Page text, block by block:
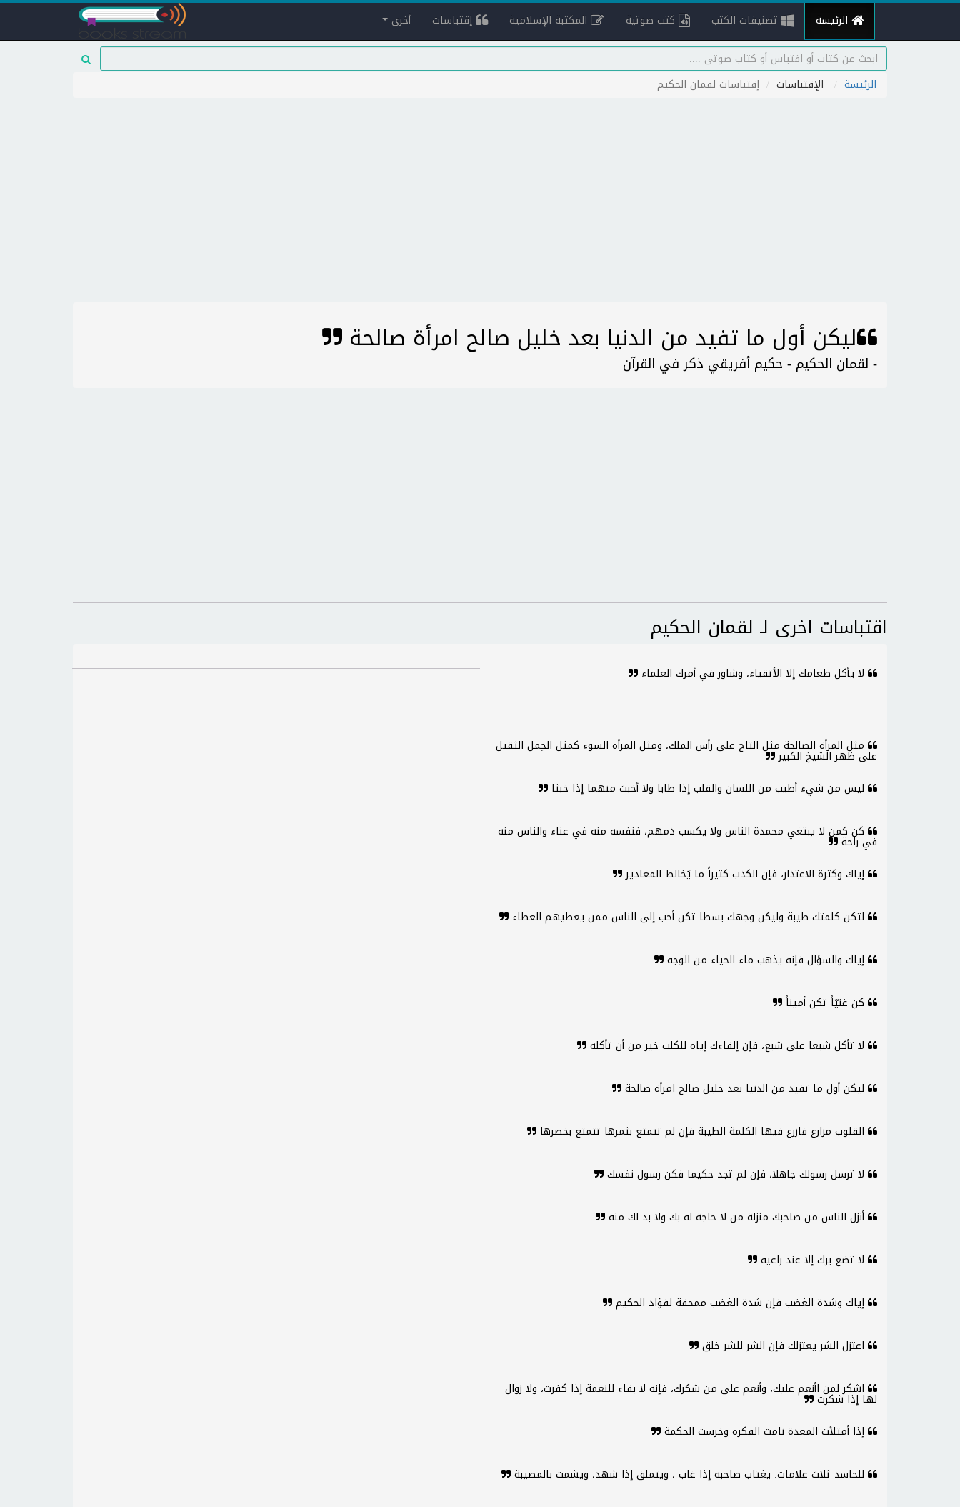
الرئيسة تصنيفات الكتب كتب صوتية المكتبة الإسلامية إقتباسات أخرى
الرئيسة الإقتباسات إقتباسات لقمان الحكيم
ليكن أول ما تفيد من الدنيا بعد خليل صالح امرأة صالحة
- لقمان الحكيم - حكيم أفريقي ذكر في القرآن
اقتباسات اخرى لـ لقمان الحكيم
لا يأكل طعامك إلا الأتقياء، وشاور في أمرك العلماء
مثل المرأة الصالحة مثل التاج على رأس الملك، ومثل المرأة السوء كمثل الحِمل الثقيل
على ظهر الشيخ الكبير
ليس من شيء أطيب من اللسان والقلب إذا طابا ولا أخبث منهما إذا خبثا
كن كمن لا يبتغي محمدة الناس ولا يكسب ذمهم، فنفسه منه في عناء والناس منه
في راحة
إياك وكثرة الاعتذار، فإن الكذب كثيراً ما يُخالط المعاذير
لتكن كلمتك طيبة وليكن وجهك بسطا تكن أحب إلى الناس ممن يعطيهم العطاء
إياك والسؤال فإنه يذهب ماء الحياء من الوجه
كن غنيّاً تكن أميناً
لا تأكل شبعا على شبع، فإن إلقاءك إياه للكلب خير من أن تأكله
ليكن أول ما تفيد من الدنيا بعد خليل صالح امرأة صالحة
القلوب مزارع فازرع فيها الكلمة الطيبة فإن لم تتمتع بثمرها تتمتع بخضرها
لا ترسل رسولك جاهلا، فإن لم تجد حكيما فكن رسول نفسك
أنزل الناس من صاحبك منزلة من لا حاجة له بك ولا بد لك منه
لا تضع برك إلا عند راعيه
إياك وشدة الغضب فإن شدة الغضب ممحقة لفؤاد الحكيم
اعتزل الشر يعتزلك فإن الشر للشر خلق
اشكر لمن اأنعم عليك، وأنعم على من شكرك، فإنه لا بقاء للنعمة إذا كفرت، ولا زوال
لها إذا شكرت
إذا أمتلأت المعدة نامت الفكرة وخرست الحكمة
للحاسد ثلاث علامات: يغتاب صاحبه إذا غاب ، ويتملق إذا شهد، ويشمت بالمصيبة